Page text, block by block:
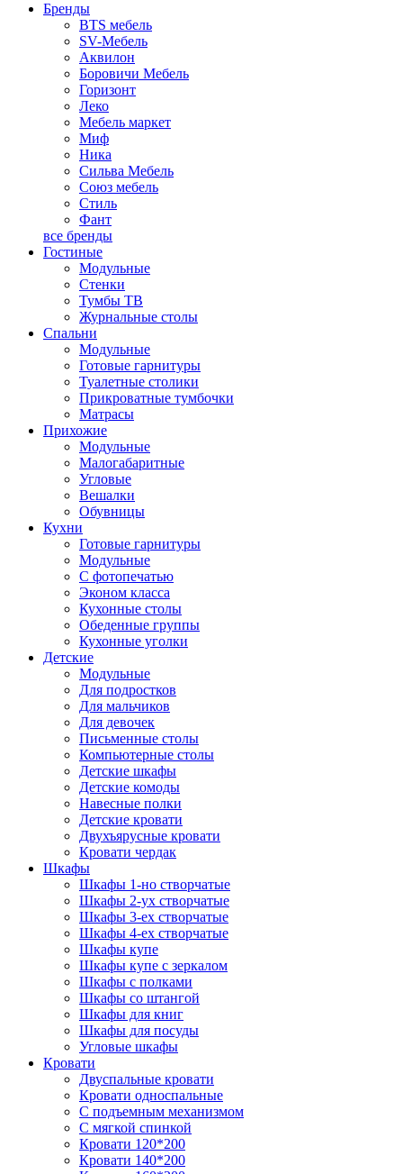
Бренды
BTS мебель
SV-Мебель
Аквилон
Боровичи Мебель
Горизонт
Леко
Мебель маркет
Миф
Ника
Сильва Мебель
Союз мебель
Стиль
Фант
все бренды
Гостиные
Модульные
Стенки
Тумбы ТВ
Журнальные столы
Спальни
Модульные
Готовые гарнитуры
Туалетные столики
Прикроватные тумбочки
Матрасы
Прихожие
Модульные
Малогабаритные
Угловые
Вешалки
Обувницы
Кухни
Готовые гарнитуры
Модульные
С фотопечатью
Эконом класса
Кухонные столы
Обеденные группы
Кухонные уголки
Детские
Модульные
Для подростков
Для мальчиков
Для девочек
Письменные столы
Компьютерные столы
Детские шкафы
Детские комоды
Навесные полки
Детские кровати
Двухъярусные кровати
Кровати чердак
Шкафы
Шкафы 1-но створчатые
Шкафы 2-ух створчатые
Шкафы 3-ех створчатые
Шкафы 4-ех створчатые
Шкафы купе
Шкафы купе с зеркалом
Шкафы с полками
Шкафы со штангой
Шкафы для книг
Шкафы для посуды
Угловые шкафы
Кровати
Двуспальные кровати
Кровати односпальные
С подъемным механизмом
С мягкой спинкой
Кровати 120*200
Кровати 140*200